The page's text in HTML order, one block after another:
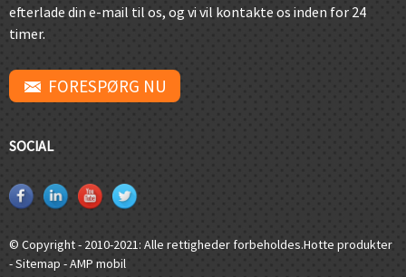
efterlade din e-mail til os, og vi vil kontakte os inden for 24
timer.
FORESPØRG NU
SOCIAL
© Copyright - 2010-2021: Alle rettigheder forbeholdes.Hotte produkter
-Sitemap -AMP mobil